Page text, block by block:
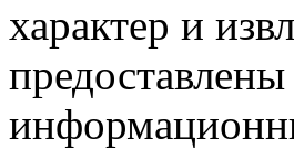
характер и
предоставлены